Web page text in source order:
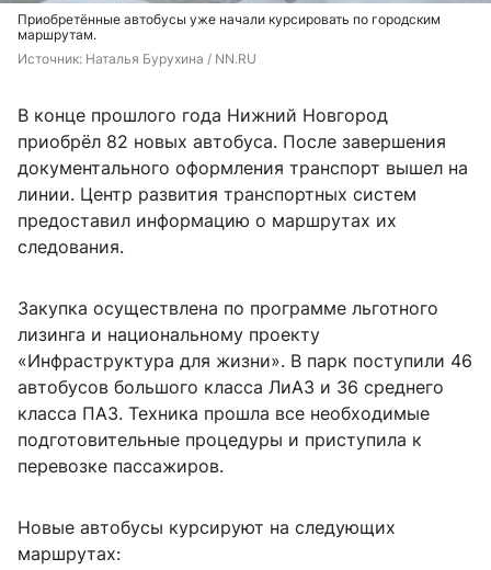
Приобретённые автобусы уже начали курсировать по городским
маршрутам.
Источник: Наталья Бурухина / NN.RU
В конце прошлого года Нижний Новгород
приобрёл 82 новых автобуса. После завершения
документального оформления транспорт вышел на
линии. Центр развития транспортных систем
предоставил информацию о маршрутах их
следования.
Закупка осуществлена по программе льготного
лизинга и национальному проекту
«Инфраструктура для жизни». В парк поступили 46
автобусов большого класса ЛиАЗ и 36 среднего
класса ПАЗ. Техника прошла все необходимые
подготовительные процедуры и приступила к
перевозке пассажиров.
Новые автобусы курсируют на следующих
маршрутах: